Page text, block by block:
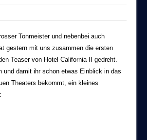
Tonmeister und nebenbei auch
gestern mit uns zusammen die ersten
Teaser von Hotel California II gedreht.
und damit ihr schon etwas Einblick in das
Theaters bekommt, ein kleines